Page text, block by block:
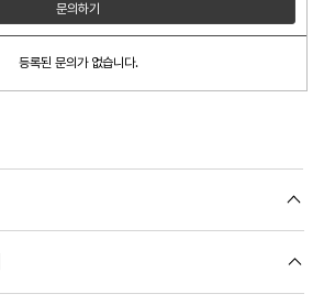
문의하기
등록된 문의가 없습니다.